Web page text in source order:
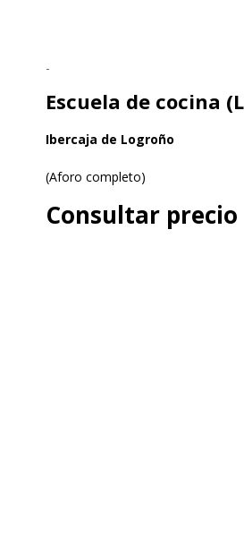
Escuela de cocina
-
Ibercaja de Logroño
(Aforo completo)
Consultar precio